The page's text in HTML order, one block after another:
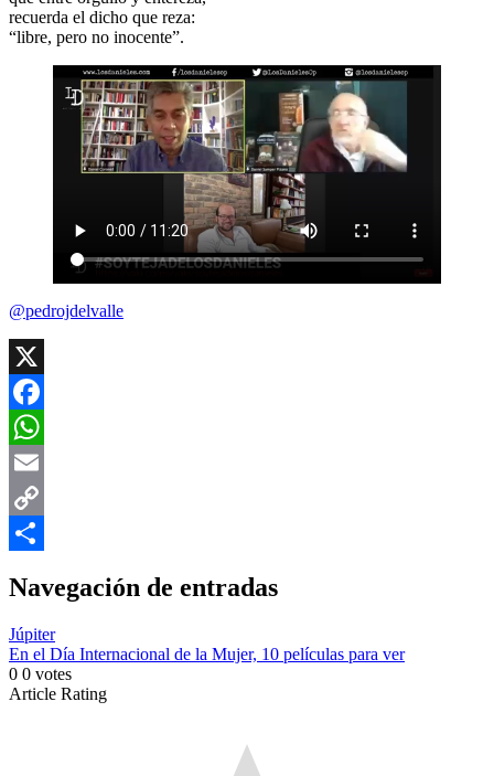
recuerda el dicho que reza:
“libre, pero no inocente”.
@pedrojdelvalle
X
Facebook
WhatsApp
Email
Copy
Navegación de entradas
Júpiter
En el Día Internacional de la Mujer, 10 películas para ver
0 0 votes
Article Rating